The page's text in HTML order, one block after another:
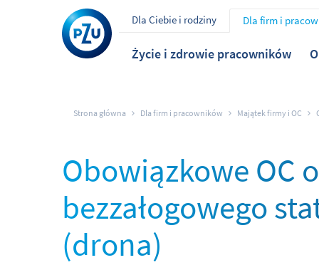
Dla Ciebie i rodziny Dla firm i
Życie i zdrowie pracowników
Strona główna Dla firm i pracowników Majątek firmy i OC
Obowiązkowe OC
bezzałogowego
(drona)